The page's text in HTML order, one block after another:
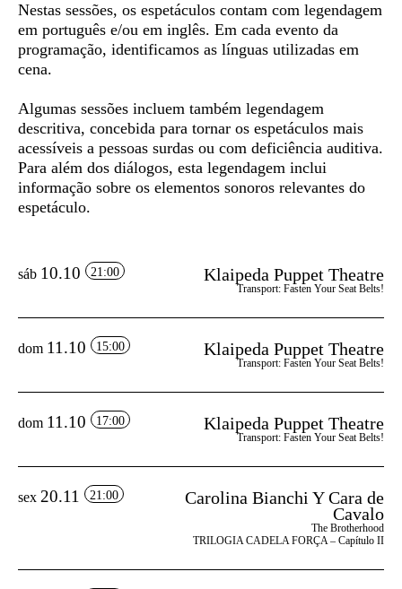
Nestas sessões, os espetáculos contam com legendagem
em português e/ou em inglês. Em cada evento da
programação, identificamos as línguas utilizadas em
cena.
Algumas sessões incluem também legendagem
descritiva, concebida para tornar os espetáculos mais
acessíveis a pessoas surdas ou com deficiência auditiva.
Para além dos diálogos, esta legendagem inclui
informação sobre os elementos sonoros relevantes do
espetáculo.
sáb 10.10 21:00 Klaipeda Puppet Theatre
Transport: Fasten Your Seat Belts!
dom 11.10 15:00 Klaipeda Puppet Theatre
Transport: Fasten Your Seat Belts!
dom 11.10 17:00 Klaipeda Puppet Theatre
Transport: Fasten Your Seat Belts!
sex 20.11 21:00
Carolina Bianchi Y Cara de
Cavalo
The Brotherhood
TRILOGIA CADELA FORÇA – Capítulo II